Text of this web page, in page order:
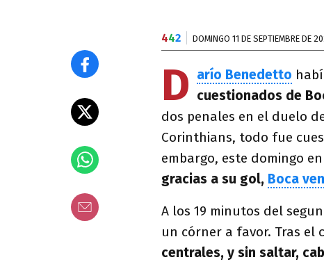
442 DOMINGO 11 DE SEPTIEMBRE DE
D arío Benedetto
cuestionados de
dos penales en el duelo
Corinthians, todo fue
embargo, este domingo
gracias a su gol, Boca
A los 19 minutos del
un córner a favor. Tras el
centrales, y sin saltar,